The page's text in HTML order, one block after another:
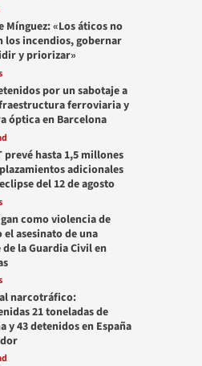
Mínguez: «Los áticos no
los incendios, gobernar
y priorizar»
por un sabotaje a
ferroviaria y
óptica en Barcelona
prevé hasta 1,5 millones
adicionales
del 12 de agosto
como violencia de
el asesinato de una
de la Guardia Civil en
narcotráfico:
21 toneladas de
y 43 detenidos en España